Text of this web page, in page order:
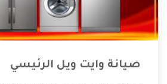
صيانة وايت ويل الرئيسي